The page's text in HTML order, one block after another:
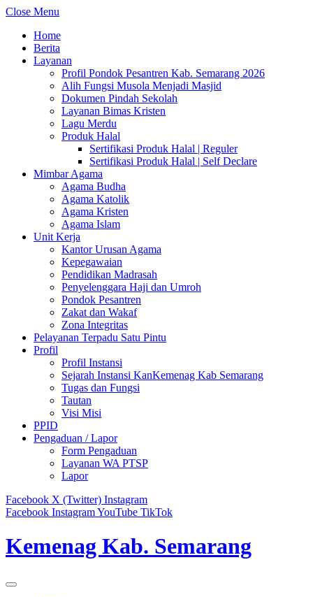
Close Menu
Home
Berita
Layanan
Profil Pondok Pesantren Kab. Semarang 2026
Alih Fungsi Musola Menjadi Masjid
Dokumen Pindah Sekolah
Layanan Bimas Kristen
Lagu Merdu
Produk Halal
Sertifikasi Produk Halal | Reguler
Sertifikasi Produk Halal | Self Declare
Mimbar Agama
Agama Budha
Agama Katolik
Agama Kristen
Agama Islam
Unit Kerja
Kantor Urusan Agama
Kepegawaian
Pendidikan Madrasah
Penyelenggara Haji dan Umroh
Pondok Pesantren
Zakat dan Wakaf
Zona Integritas
Pelayanan Terpadu Satu Pintu
Profil
Profil Instansi
Sejarah Instansi KanKemenag Kab Semarang
Tugas dan Fungsi
Tautan
Visi Misi
PPID
Pengaduan / Lapor
Form Pengaduan
Layanan WA PTSP
Lapor
Facebook X (Twitter) Instagram
Facebook InstagramYouTube TikTok
Kemenag Kab. Semarang